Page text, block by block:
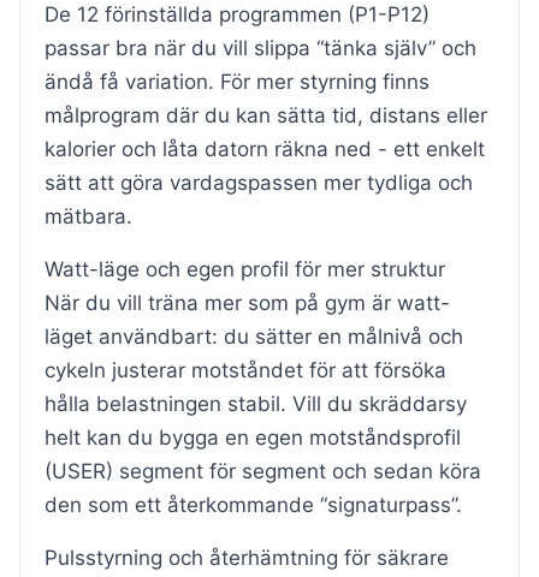
De 12 förinställda programmen (P1-P12)
passar bra när du vill slippa “tänka själv” och
ändå få variation. För mer styrning finns
målprogram där du kan sätta tid, distans eller
kalorier och låta datorn räkna ned - ett enkelt
sätt att göra vardagspassen mer tydliga och
mätbara.
Watt-läge och egen profil för mer struktur
När du vill träna mer som på gym är watt-
läget användbart: du sätter en målnivå och
cykeln justerar motståndet för att försöka
hålla belastningen stabil. Vill du skräddarsy
helt kan du bygga en egen motståndsprofil
(USER) segment för segment och sedan köra
den som ett återkommande “signaturpass”.
Pulsstyrning och återhämtning för säkrare